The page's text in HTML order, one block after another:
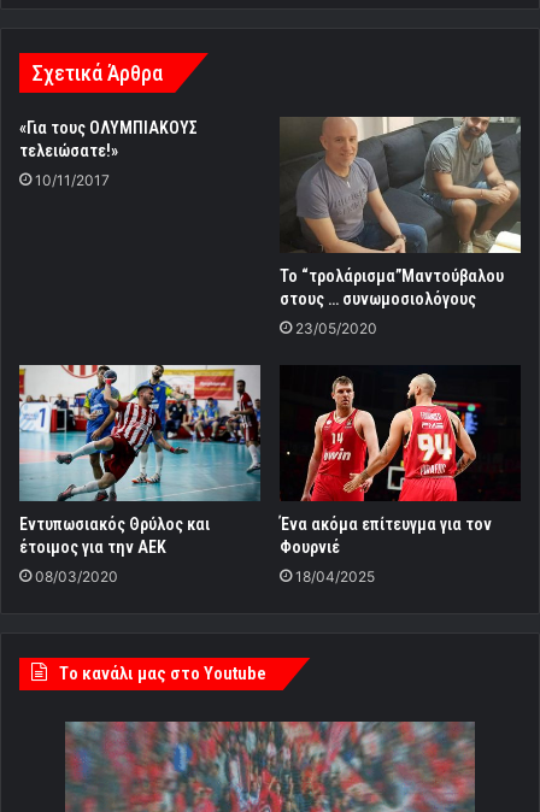
Σχετικά Άρθρα
«Για τους ΟΛΥΜΠΙΑΚΟΥΣ
τελειώσατε!»
10/11/2017
Το “τρολάρισμα”Μαντούβαλου
στους … συνωμοσιολόγους
23/05/2020
Εντυπωσιακός Θρύλος και
έτοιμος για την ΑΕΚ
08/03/2020
Ένα ακόμα επίτευγμα για τον
Φουρνιέ
18/04/2025
Tο κανάλι μας στο Youtube